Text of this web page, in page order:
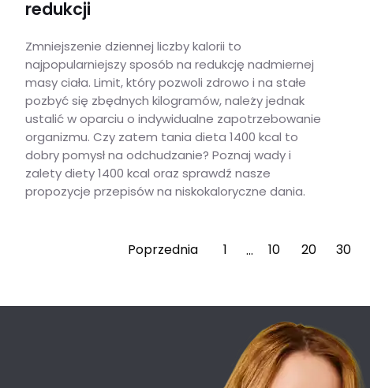
redukcji
Zmniejszenie dziennej liczby kalorii to
najpopularniejszy sposób na redukcję nadmiernej
masy ciała. Limit, który pozwoli zdrowo i na stałe
pozbyć się zbędnych kilogramów, należy jednak
ustalić w oparciu o indywidualne zapotrzebowanie
organizmu. Czy zatem tania dieta 1400 kcal to
dobry pomysł na odchudzanie? Poznaj wady i
zalety diety 1400 kcal oraz sprawdź nasze
propozycje przepisów na niskokaloryczne dania.
Poprzednia 1 … 10 20 30